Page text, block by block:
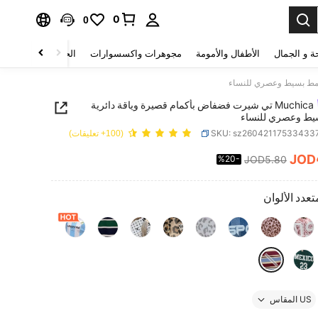
0
0
و الجمال الأطفال والأمومة مجوهرات واكسسوارات الحقائب والأمتعة
Muchica تي شيرت فضفاض بأكمام قصيرة وياقة دائرية
وعصري للنساء
SKU: (100+ تعليقات)
PRICE AND JOD
JOD5.80
%20-
الألوان
US المقاس